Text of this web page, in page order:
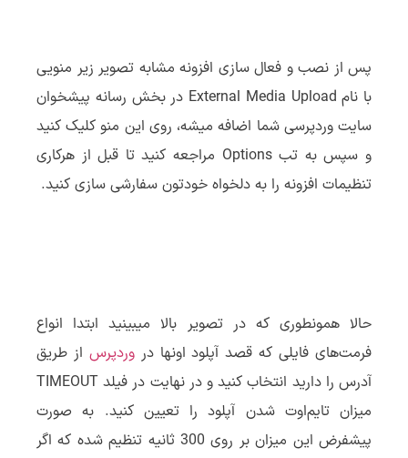
پس از نصب و فعال سازی افزونه مشابه تصویر زیر منویی
با نام External Media Upload در بخش رسانه پیشخوان
سایت وردپرسی شما اضافه میشه، روی این منو کلیک کنید
و سپس به تب Options مراجعه کنید تا قبل از هرکاری
تنظیمات افزونه را به دلخواه خودتون سفارشی سازی کنید.
حالا همونطوری که در تصویر بالا میبینید ابتدا انواع
فرمت‌های فایلی که قصد آپلود اونها دروردپرس از طریق
آدرس را دارید انتخاب کنید و در نهایت در فیلد TIMEOUT
میزان تایم‌اوت شدن آپلود را تعیین کنید. به صورت
پیشفرض این میزان بر روی 300 ثانیه تنظیم شده که اگر